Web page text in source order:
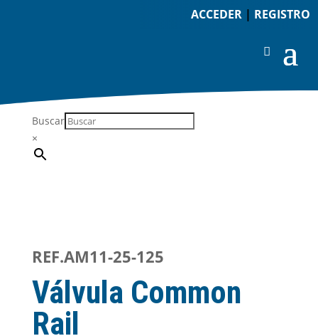
ACCEDER| REGISTRO
Buscar
×
REF.AM11-25-125
Válvula Common
Rail